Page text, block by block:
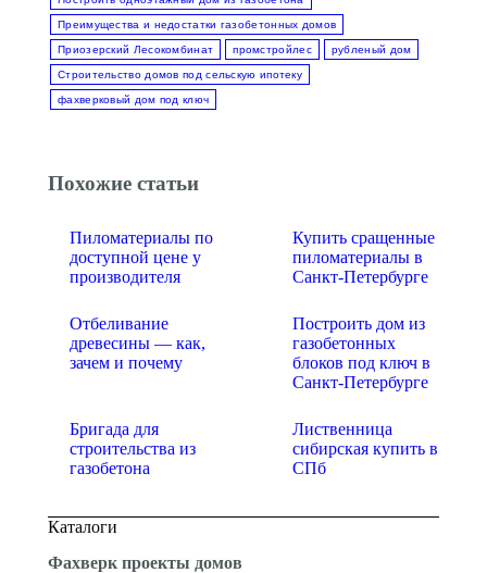
Преимущества и недостатки газобетонных домов
Приозерский Лесокомбинат промстройлес рубленый дом
Строительство домов под сельскую ипотеку
фахверковый дом под ключ
Похожие статьи
Пиломатериалы по
доступной цене у
производителя
Купить сращенные
пиломатериалы в
Санкт-Петербурге
Отбеливание
древесины — как,
зачем и почему
Построить дом из
газобетонных
блоков под ключ в
Санкт-Петербурге
Бригада для
строительства из
газобетона
Лиственница
сибирская купить в
СПб
Каталоги
Фахверк проекты домов